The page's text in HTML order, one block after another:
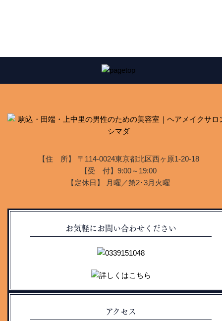
【住 所】 〒114-0024東京都北区西ヶ原1-20-18
【受 付】9:00～19:00
【定休日】 月曜／第2･3月火曜
お気軽にお問い合わせください
アクセス